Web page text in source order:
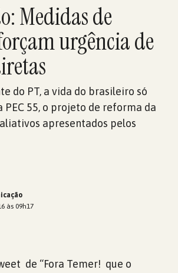
Medidas de
urgência de
do PT, a vida do brasileiro só
55, o projeto de reforma da
apresentados pelos
às 09h17
de “Fora Temer! que o